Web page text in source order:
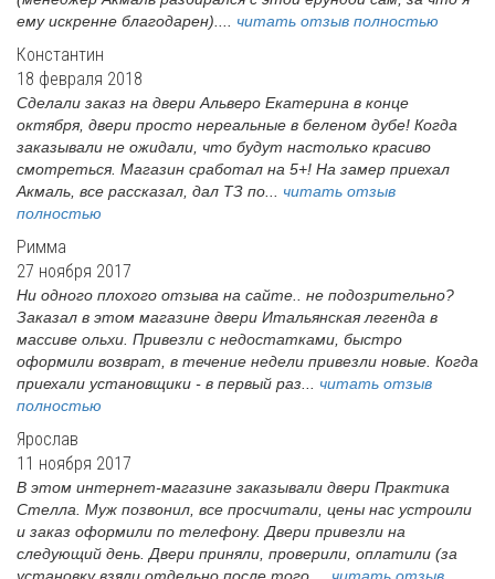
ему искренне благодарен).... читать отзыв полностью
Константин
18 февраля 2018
Сделали заказ на двери Альверо Екатерина в конце
октября, двери просто нереальные в беленом дубе! Когда
заказывали не ожидали, что будут настолько красиво
смотреться. Магазин сработал на 5+! На замер приехал
Акмаль, все рассказал, дал ТЗ по... читать отзыв
полностью
Римма
27 ноября 2017
Ни одного плохого отзыва на сайте.. не подозрительно?
Заказал в этом магазине двери Итальянская легенда в
массиве ольхи. Привезли с недостатками, быстро
оформили возврат, в течение недели привезли новые. Когда
приехали установщики - в первый раз... читать отзыв
полностью
Ярослав
11 ноября 2017
В этом интернет-магазине заказывали двери Практика
Стелла. Муж позвонил, все просчитали, цены нас устроили
и заказ оформили по телефону. Двери привезли на
следующий день. Двери приняли, проверили, оплатили (за